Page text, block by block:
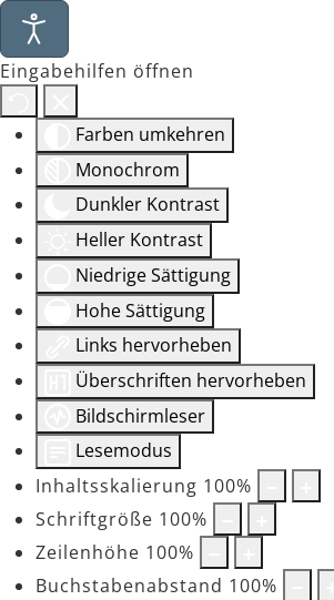
Eingabehilfen öffnen
Farben umkehren
Monochrom
Dunkler Kontrast
Heller Kontrast
Niedrige Sättigung
Hohe Sättigung
Links hervorheben
Überschriften hervorheben
Bildschirmleser
Lesemodus
Inhaltsskalierung 100%
Schriftgröße 100%
Zeilenhöhe 100%
Buchstabenabstand 100%